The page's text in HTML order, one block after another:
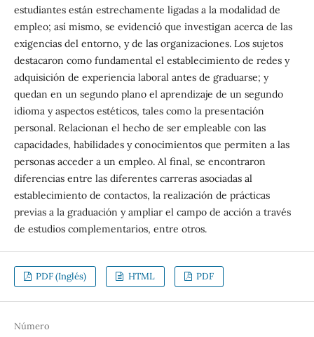
estudiantes están estrechamente ligadas a la modalidad de
empleo; así mismo, se evidenció que investigan acerca de las
exigencias del entorno, y de las organizaciones. Los sujetos
destacaron como fundamental el establecimiento de redes y
adquisición de experiencia laboral antes de graduarse; y
quedan en un segundo plano el aprendizaje de un segundo
idioma y aspectos estéticos, tales como la presentación
personal. Relacionan el hecho de ser empleable con las
capacidades, habilidades y conocimientos que permiten a las
personas acceder a un empleo. Al final, se encontraron
diferencias entre las diferentes carreras asociadas al
establecimiento de contactos, la realización de prácticas
previas a la graduación y ampliar el campo de acción a través
de estudios complementarios, entre otros.
PDF (Inglés) HTML PDF
Número